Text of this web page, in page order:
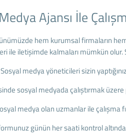
Ajansı İle
hem kurumsal firmaların
ile iletişimde kalmaları mümkün olur.
medya yöneticileri sizin
sosyal medyada çalıştırmak
medya olan uzmanlar ile çalışma
günün her saati kontrol